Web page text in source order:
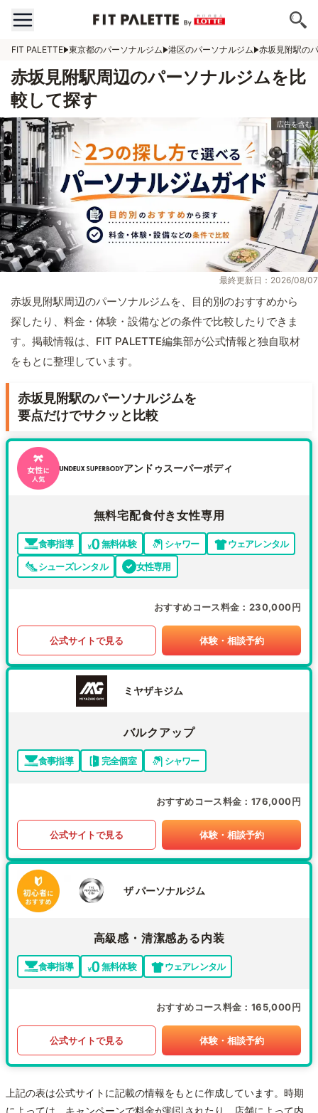
FIT PALETTE 東京都のパーソナルジム 港区のパーソナルジム 赤坂見附駅の
赤坂見附駅周辺のパーソナルジムを比
較して探す
最終更新日：2026/08/07
赤坂見附駅周辺のパーソナルジムを、目的別のおすすめから
探したり、料金・体験・設備などの条件で比較したりできま
す。掲載情報は、FIT PALETTE編集部が公式情報と独自取材
をもとに整理しています。
赤坂見附駅のパーソナルジムを
要点だけでサクッと比較
アンドゥスーパーボディ
無料宅配食付き女性専用
食事指導 無料体験 シャワー
ウェアレンタル
シューズレンタル
女性専用
おすすめコース料金 230,000円
公式サイトで見る 体験・相談予約
ミヤザキジム
バルクアップ
食事指導 完全個室 シャワー
おすすめコース料金 176,000円
公式サイトで見る 体験・相談予約
ザ パーソナルジム
高級感・清潔感ある内装
食事指導 無料体験 ウェアレンタル
おすすめコース料金 165,000円
公式サイトで見る 体験・相談予約
上記の表は公式サイトに記載の情報をもとに作成しています。時期